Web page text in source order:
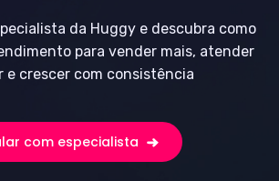
da Huggy e descubra como
para vender mais, atender
e crescer com consistência
com especialista